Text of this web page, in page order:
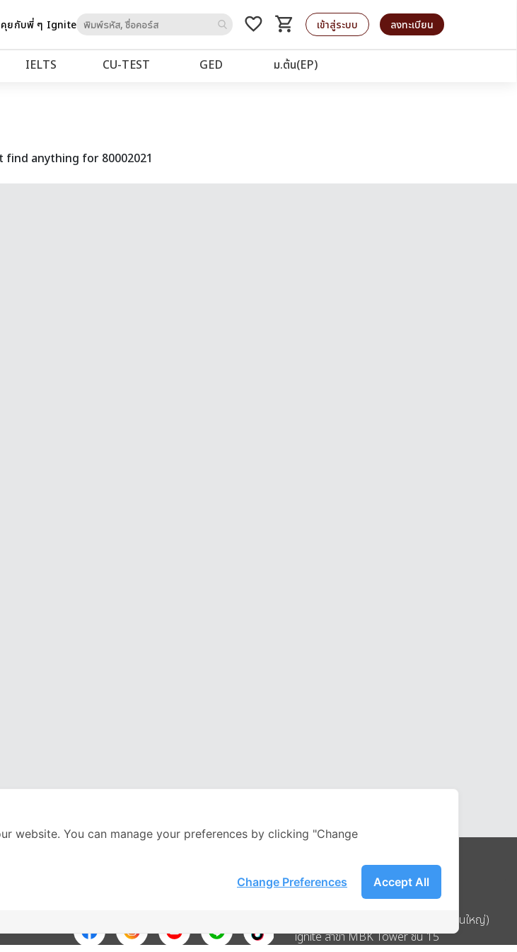
คุยกับพี่ ๆ Igniteto
favorite_border shopping_cart
รถเข็น เข้าสู่ระบบ ลงทะเบียน
IELTS CU‑TEST GED ม.ต้น(EP)
find anything for 80002021
Address
บริษัท อิกไนท์ เอ สตาร์ จำกัด (สำนักงานใหญ่)
ignite สาขา MBK Tower ชั้น 15
website. You can manage your preferences by clicking "Change
Accept All
Change Preferences